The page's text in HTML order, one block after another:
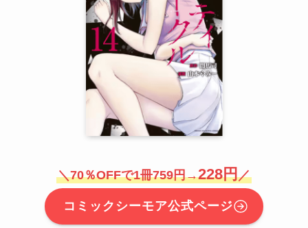
＼70％OFFで1冊759円→228円／
コミックシーモア公式ページ